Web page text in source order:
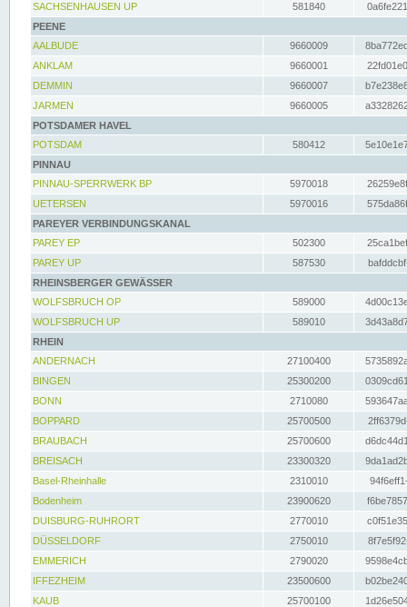
SACHSENHAUSEN UP
581840
PEENE
AALBUDE
9660009
ANKLAM
9660001
DEMMIN
9660007
JARMEN
9660005
POTSDAMER HAVEL
POTSDAM
580412
PINNAU
PINNAU-SPERRWERK BP
5970018
UETERSEN
5970016
PAREYER VERBINDUNGSKANAL
PAREY EP
502300
PAREY UP
587530
RHEINSBERGER GEWÄSSER
WOLFSBRUCH OP
589000
WOLFSBRUCH UP
589010
RHEIN
ANDERNACH
27100400
BINGEN
25300200
BONN
2710080
BOPPARD
25700500
BRAUBACH
25700600
BREISACH
23300320
Basel-Rheinhalle
2310010
Bodenheim
23900620
DUISBURG-RUHRORT
2770010
DÜSSELDORF
2750010
EMMERICH
2790020
IFFEZHEIM
23500600
KAUB
25700100